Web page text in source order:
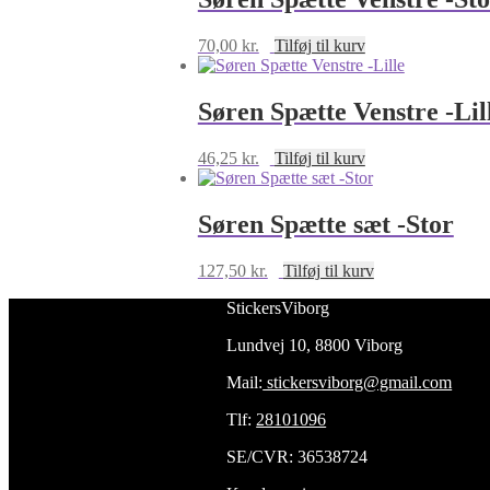
70,00 kr. Tilføj til kurv
Søren Spætte Venstre -
46,25 kr. Tilføj til kurv
Søren Spætte sæt -Stor
127,50 kr.
Tilføj til kurv
StickersViborg
Lundvej 10, 8800 Viborg
Mail: stickersviborg@gmail.com
Tlf: 28101096
SE/CVR: 36538724